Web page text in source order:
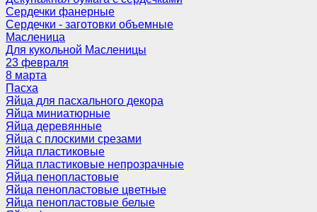
Сердечки фанерные
Сердечки - заготовки объемные
Масленица
Для кукольной Масленицы
23 февраля
8 марта
Пасха
Яйца для пасхального декора
Яйца миниатюрные
Яйца деревянные
Яйца с плоскими срезами
Яйца пластиковые
Яйца пластиковые непрозрачные
Яйца пенопластовые
Яйца пенопластовые цветные
Яйца пенопластовые белые